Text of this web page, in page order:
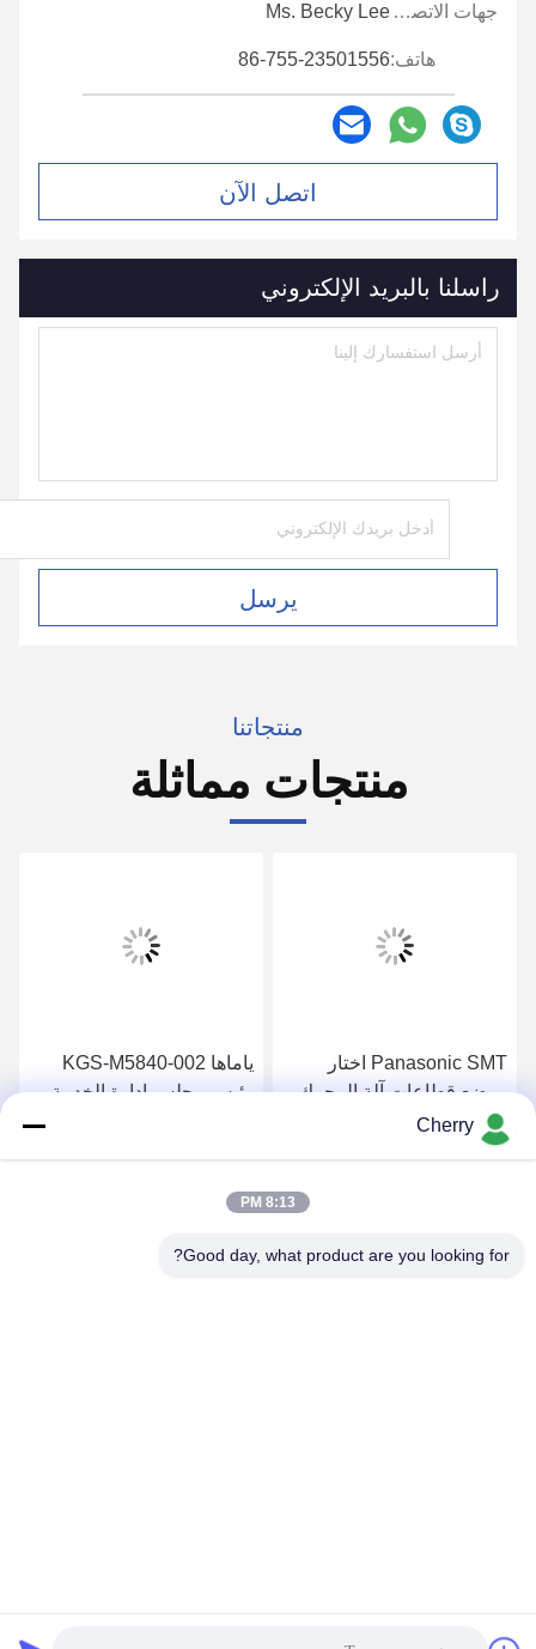
جهات الاتصال: Ms. Becky Lee
هاتف:86-755-23501556
اتصل الآن
راسلنا بالبريد الإلكتروني
يرسل
منتجاتنا
منتجات مماثلة
Panasonic SMT اختار
ووضع قطاعات آلة المحرك
N510056785AA
DU13H713S-02
ياماها KGS-M5840-002
رئيس مجلس إدارة الخدمة
Cherry
8:13 PM
Good day, what product are you looking for?